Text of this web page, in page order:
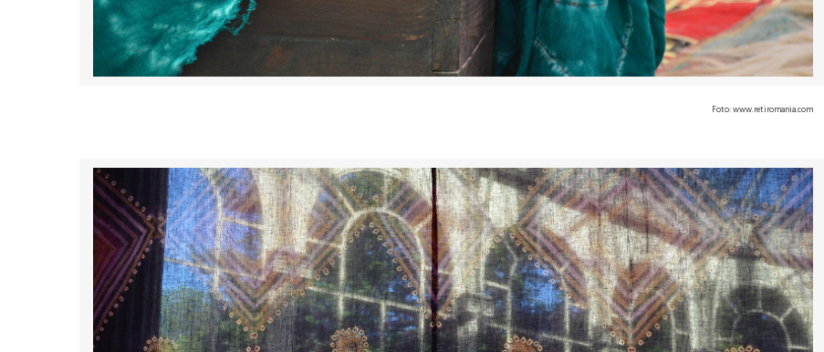
Foto: www.retiromania.com